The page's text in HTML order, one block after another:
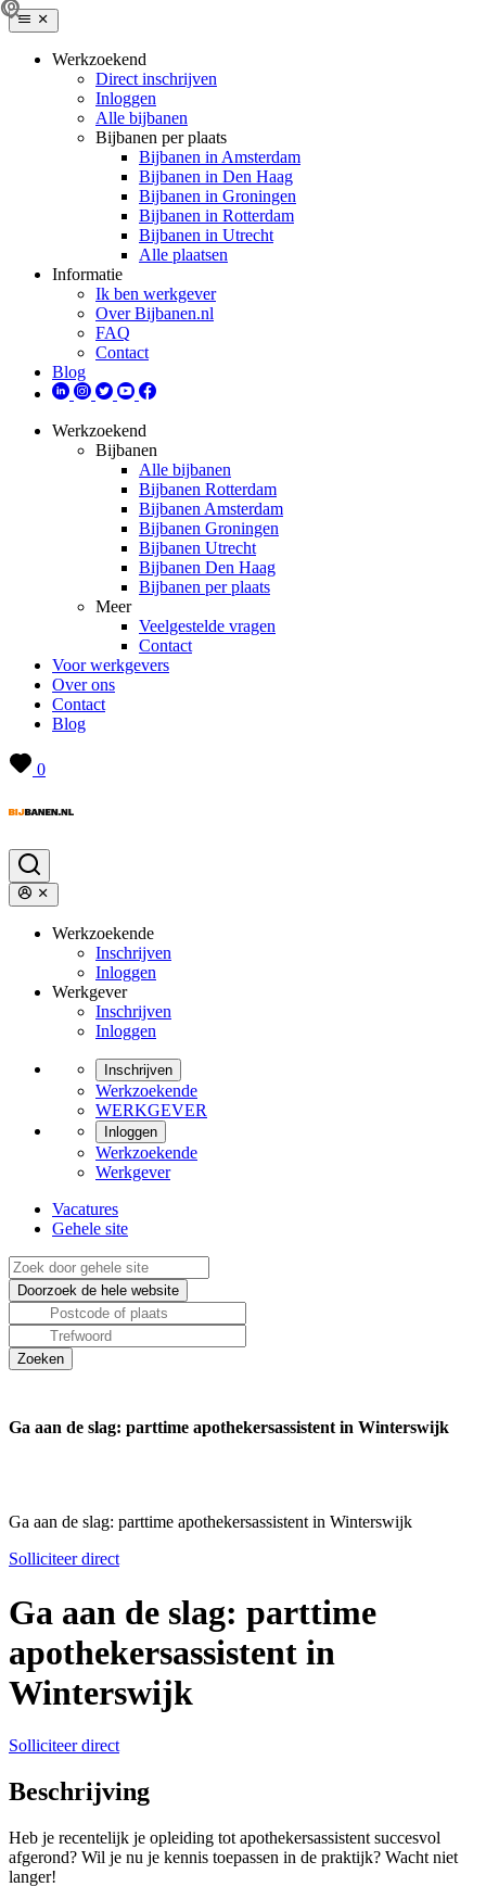
Werkzoekend
Direct inschrijven
Inloggen
Alle bijbanen
Bijbanen per plaats
Bijbanen in Amsterdam
Bijbanen in Den Haag
Bijbanen in Groningen
Bijbanen in Rotterdam
Bijbanen in Utrecht
Alle plaatsen
Informatie
Ik ben werkgever
Over Bijbanen.nl
FAQ
Contact
Blog
Werkzoekend
Bijbanen
Alle bijbanen
Bijbanen Rotterdam
Bijbanen Amsterdam
Bijbanen Groningen
Bijbanen Utrecht
Bijbanen Den Haag
Bijbanen per plaats
Meer
Veelgestelde vragen
Contact
Voor werkgevers
Over ons
Contact
Blog
0
Werkzoekende
Inschrijven
Inloggen
Werkgever
Inschrijven
Inloggen
Inschrijven
Werkzoekende
WERKGEVER
Inloggen
Werkzoekende
Werkgever
Vacatures
Gehele site
Ga aan de slag: parttime apothekersassistent in Winterswijk
Ga aan de slag: parttime apothekersassistent in Winterswijk
Solliciteer direct
Ga aan de slag: parttime
apothekersassistent in
Winterswijk
Solliciteer direct
Beschrijving
Heb je recentelijk je opleiding tot apothekersassistent succesvol
afgerond? Wil je nu je kennis toepassen in de praktijk? Wacht niet
langer!